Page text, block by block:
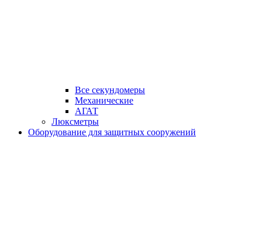
Все секундомеры
Механические
АГАТ
Люксметры
Оборудование для защитных сооружений